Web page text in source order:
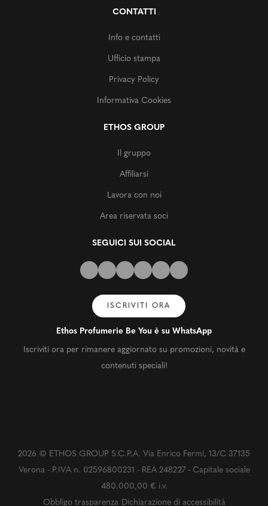
CONTATTI
Info e contatti
Ufficio stampa
Privacy Policy
Informativa Cookies
ETHOS GROUP
Il gruppo
Affiliarsi
Lavora con noi
Area riservata soci
SEGUICI SUI SOCIAL
ISCRIVITI ORA
Ethos Profumerie Be You è su WhatsApp
Iscriviti ora per rimanere aggiornato su promozioni, novità e
contenuti speciali!
2026 © ETHOS GROUP S.C.P.A. Via Enrico Fermi, 13/C 37135
Verona - P.IVA n. 02596800231 - REA 248227 - Capitale sociale
480.000,00 € i.v.
Obbligo trasparenza Dichiarazione di accessibilità